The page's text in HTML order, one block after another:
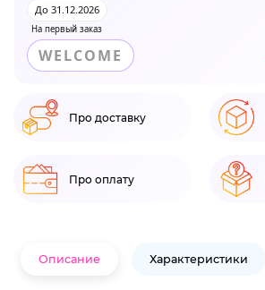
На первый заказ
До 31.12.2026
WELCOME
Про доставку
Про оплату
Описание Характеристики